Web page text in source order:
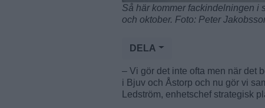
Så här kommer fackindelningen i
och oktober. Foto: Peter
DELA
– Vi gör det inte ofta men när det
i Bjuv och Åstorp och nu gör vi
Ledström, enhetschef strategisk